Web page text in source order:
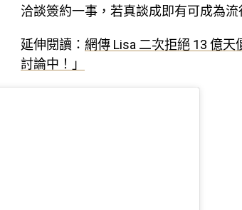
洽談簽約一事，若真談成即有可成為流
延伸閱讀： 網傳 Lisa 二次拒絕 13 億
討論中！」